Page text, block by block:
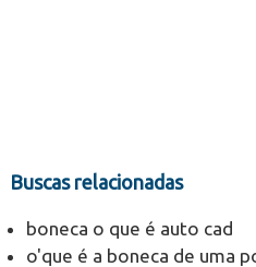
Buscas relacionadas
boneca o que é auto cad
o'que é a boneca de uma